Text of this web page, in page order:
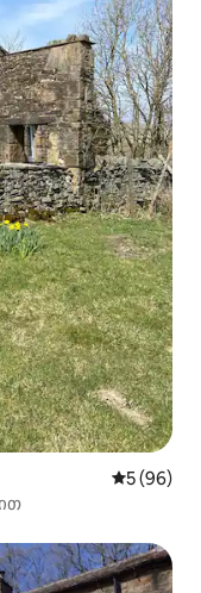
საშუალო
5 (96)